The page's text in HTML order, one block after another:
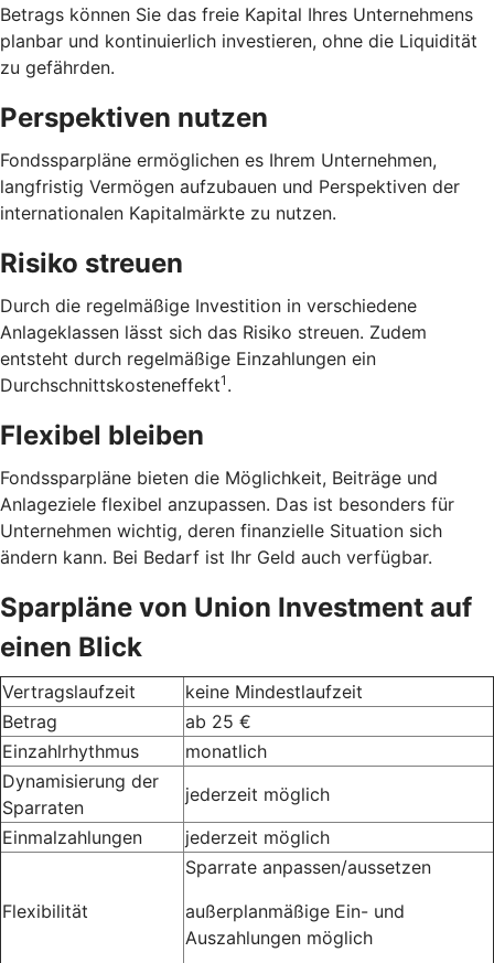
Betrags können Sie das freie Kapital Ihres Unternehmens
planbar und kontinuierlich investieren, ohne die Liquidität
zu gefährden.
Perspektiven nutzen
Fondssparpläne ermöglichen es Ihrem Unternehmen,
langfristig Vermögen aufzubauen und Perspektiven der
internationalen Kapitalmärkte zu nutzen.
Risiko streuen
Durch die regelmäßige Investition in verschiedene
Anlageklassen lässt sich das Risiko streuen. Zudem
entsteht durch regelmäßige Einzahlungen ein
Durchschnittskosteneffekt1 .
Flexibel bleiben
Fondssparpläne bieten die Möglichkeit, Beiträge und
Anlageziele flexibel anzupassen. Das ist besonders für
Unternehmen wichtig, deren finanzielle Situation sich
ändern kann. Bei Bedarf ist Ihr Geld auch verfügbar.
Sparpläne von Union Investment auf
einen Blick
Vertragslaufzeit
keine Mindestlaufzeit
Betrag
ab 25 €
Einzahlrhythmus
monatlich
Dynamisierung der
Sparraten
jederzeit möglich
Einmalzahlungen
jederzeit möglich
Flexibilität
Sparrate anpassen/aussetzen
außerplanmäßige Ein- und
Auszahlungen möglich